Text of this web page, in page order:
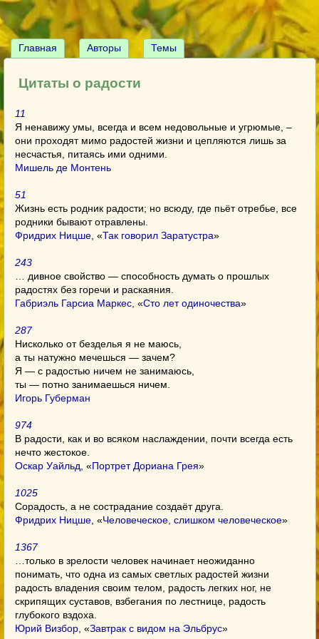
Главная Авторы Темы
Цитаты о радости
11
Я ненавижу умы, всегда и всем недовольные и угрюмые, –
они проходят мимо радостей жизни и цепляются лишь за
несчастья, питаясь ими одними.
Мишель де Монтень
51
Жизнь есть родник радости; но всюду, где пьёт отребье, все
родники бывают отравлены.
Фридрих Ницше , «Так говорил Заратустра»
243
… дивное свойство — способность думать о прошлых
радостях без горечи и раскаяния.
Габриэль Гарсиа Маркес , «Сто лет одиночества»
287
Нисколько от безделья я не маюсь,
а ты натужно мечешься — зачем?
Я — с радостью ничем не занимаюсь,
ты — потно занимаешься ничем.
Игорь Губерман
974
В радости, как и во всяком наслаждении, почти всегда есть
нечто жестокое.
Оскар Уайльд , «Портрет Дориана Грея»
1025
Сорадость, а не сострадание создаёт друга.
Фридрих Ницше , «Человеческое, слишком человеческое»
1367
…только в зрелости человек начинает неожиданно
понимать, что одна из самых светлых радостей жизни
радость владения своим телом, радость легких ног, не
скрипящих суставов, взбегания по лестнице, радость
глубокого вздоха.
Юрий Визбор , «Завтрак с видом на Эльбрус»